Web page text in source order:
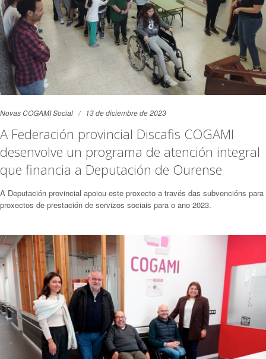
Novas COGAMI Social 13 de diciembre de 2023
A Federación provincial Discafis COGAMI
desenvolve un programa de atención integral
que financia a Deputación de Ourense
A Deputación provincial apoiou este proxecto a través das subvencións para
proxectos de prestación de servizos sociais para o ano 2023.